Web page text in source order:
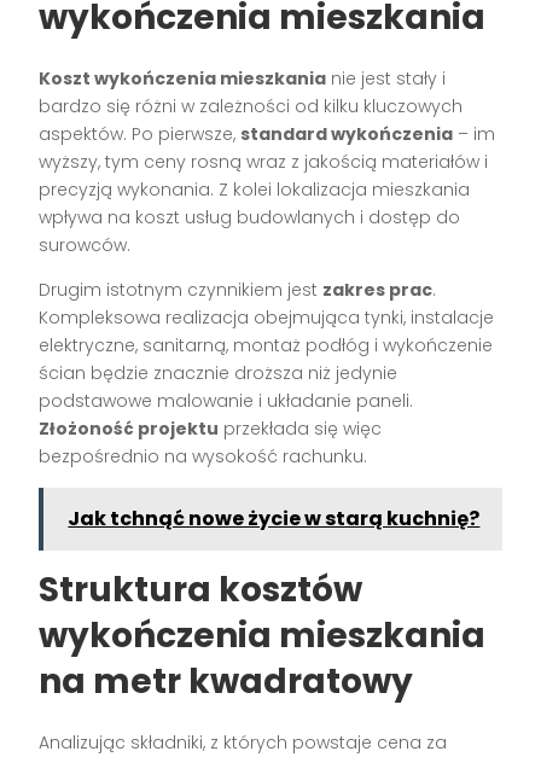
wykończenia mieszkania
Koszt wykończenia mieszkania nie jest stały i
bardzo się różni w zależności od kilku kluczowych
aspektów. Po pierwsze, standard wykończenia – im
wyższy, tym ceny rosną wraz z jakością materiałów i
precyzją wykonania. Z kolei lokalizacja mieszkania
wpływa na koszt usług budowlanych i dostęp do
surowców.
Drugim istotnym czynnikiem jest zakres prac.
Kompleksowa realizacja obejmująca tynki, instalacje
elektryczne, sanitarną, montaż podłóg i wykończenie
ścian będzie znacznie droższa niż jedynie
podstawowe malowanie i układanie paneli.
Złożoność projektu przekłada się więc
bezpośrednio na wysokość rachunku.
Jak tchnąć nowe życie w starą kuchnię?
Struktura kosztów
wykończenia mieszkania
na metr kwadratowy
Analizując składniki, z których powstaje cena za